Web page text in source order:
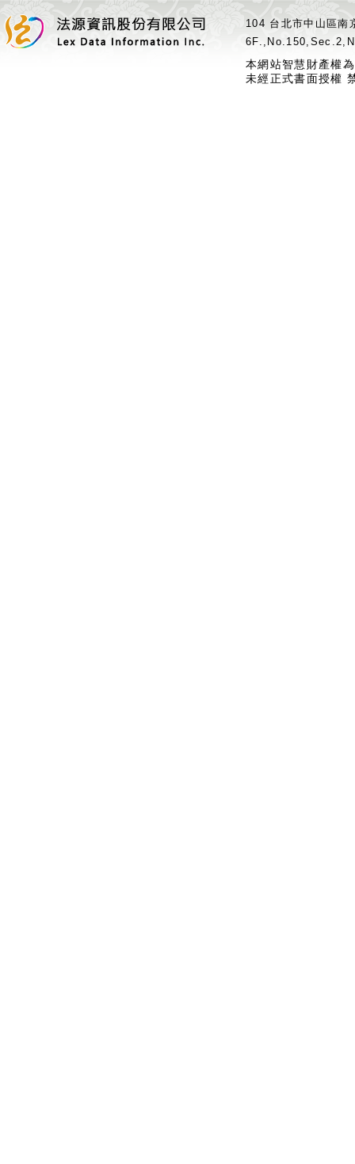
104 台北市中山區
本網站智慧財產權
未經正式書面授權